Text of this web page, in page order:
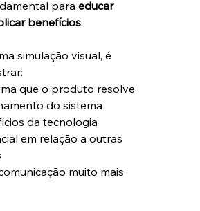
para educar
benefícios.
simulação visual, é
que o produto resolve
do sistema
da tecnologia
em relação a outras
muito mais